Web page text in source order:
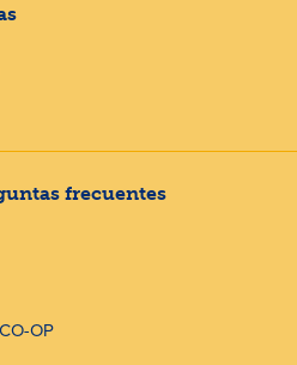
frecuentes
OP